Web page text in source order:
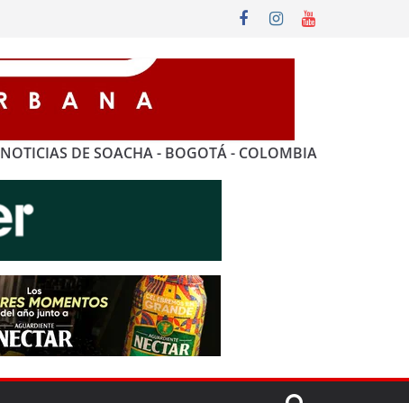
NOTICIAS DE SOACHA - BOGOTÁ - COLOMBIA